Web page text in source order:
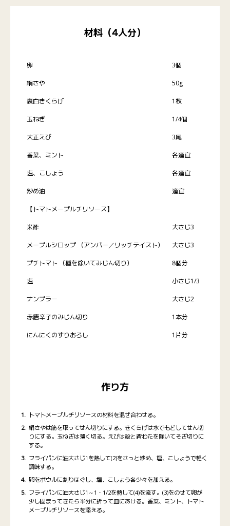
材料（4人分）
卵 3個
絹さや 50g
裏白きくらげ 1枚
玉ねぎ 1/4個
大正えび 3尾
香菜、ミント 各適宜
塩、こしょう 各適宜
炒め油 適宜
【トマトメープルチリソース】
米酢 大さじ3
メープルシロップ （アンバー／リッチテイスト） 大さじ3
プチトマト （種を除いてみじん切り） 8個分
塩 小さじ1/3
ナンプラー 大さじ2
赤唐辛子のみじん切り 1本分
にんにくのすりおろし 1片分
作り方
トマトメープルチリソースの材料を混ぜ合わせる。
絹さやは筋を取ってせん切りにする。きくらげは水でもどしてせん切
りにする。玉ねぎは薄く切る。えびは殻と背わたを除いてそぎ切りに
する。
フライパンに油大さじ1を熱して(2)をさっと炒め、塩、こしょうで軽く
調味する。
卵をボウルに割りほぐし、塩、こしょう各少々を加える。
フライパンに油大さじ1～1・1/2を熱して(4)を流す。(3)をのせて卵が
少し固まってきたら半分に折って皿にあける。香菜、ミント、トマト
メープルチリソースを添える。